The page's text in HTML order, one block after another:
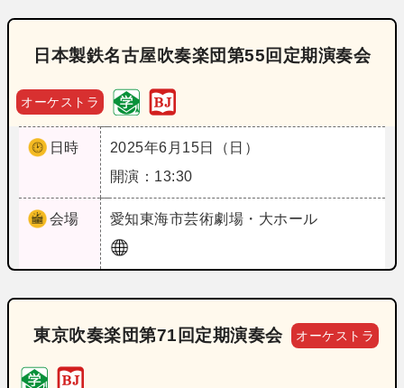
日本製鉄名古屋吹奏楽団第55回定期演奏会
オーケストラ
日時
2025年6月15日（日）
開演：13:30
会場 愛知東海市芸術劇場・大ホール
東京吹奏楽団第71回定期演奏会 オーケストラ